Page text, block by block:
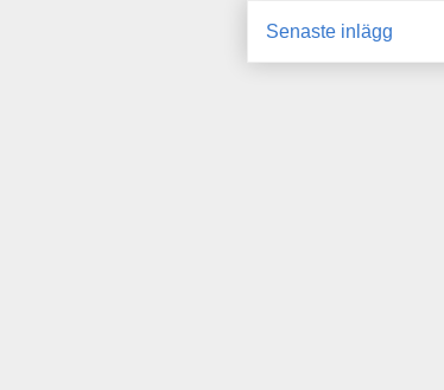
Senaste inlägg